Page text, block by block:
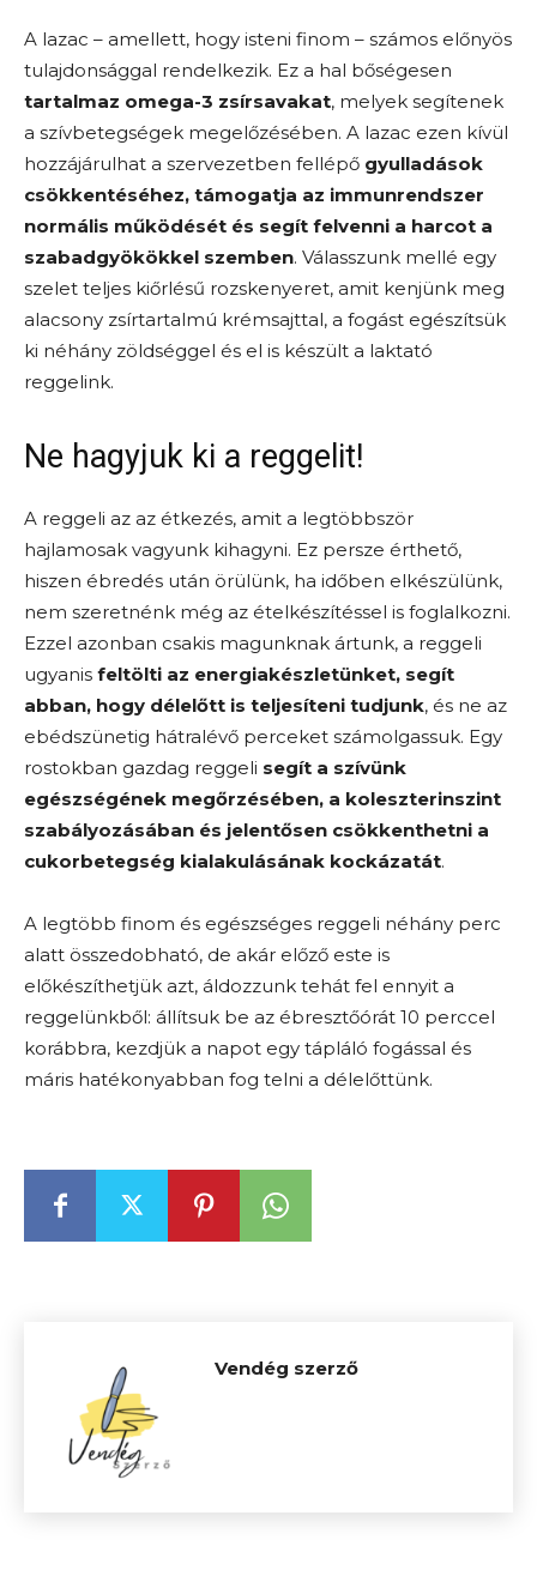
A lazac – amellett, hogy isteni finom – számos előnyös
tulajdonsággal rendelkezik. Ez a hal bőségesen
tartalmaz omega-3 zsírsavakat, melyek segítenek
a szívbetegségek megelőzésében. A lazac ezen kívül
hozzájárulhat a szervezetben fellépő gyulladások
csökkentéséhez, támogatja az immunrendszer
normális működését és segít felvenni a harcot a
szabadgyökökkel szemben. Válasszunk mellé egy
szelet teljes kiőrlésű rozskenyeret, amit kenjünk meg
alacsony zsírtartalmú krémsajttal, a fogást egészítsük
ki néhány zöldséggel és el is készült a laktató
reggelink.
Ne hagyjuk ki a reggelit!
A reggeli az az étkezés, amit a legtöbbször
hajlamosak vagyunk kihagyni. Ez persze érthető,
hiszen ébredés után örülünk, ha időben elkészülünk,
nem szeretnénk még az ételkészítéssel is foglalkozni.
Ezzel azonban csakis magunknak ártunk, a reggeli
ugyanis feltölti az energiakészletünket, segít
abban, hogy délelőtt is teljesíteni tudjunk, és ne az
ebédszünetig hátralévő perceket számolgassuk. Egy
rostokban gazdag reggeli segít a szívünk
egészségének megőrzésében, a koleszterinszint
szabályozásában és jelentősen csökkenthetni a
cukorbetegség kialakulásának kockázatát.
A legtöbb finom és egészséges reggeli néhány perc
alatt összedobható, de akár előző este is
előkészíthetjük azt, áldozzunk tehát fel ennyit a
reggelünkből: állítsuk be az ébresztőórát 10 perccel
korábbra, kezdjük a napot egy tápláló fogással és
máris hatékonyabban fog telni a délelőttünk.
Vendég szerző